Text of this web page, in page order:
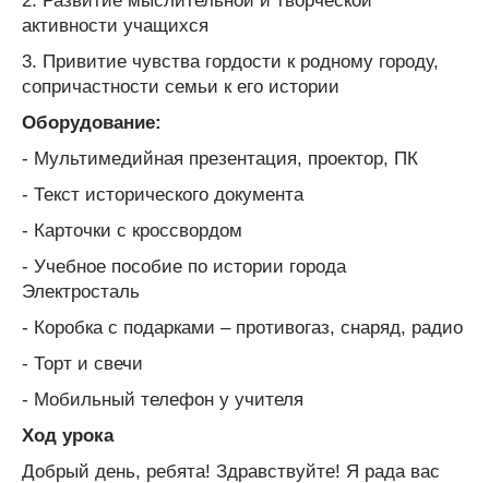
активности учащихся
3. Привитие чувства гордости к родному городу,
сопричастности семьи к его истории
Оборудование:
- Мультимедийная презентация, проектор, ПК
- Текст исторического документа
- Карточки с кроссвордом
- Учебное пособие по истории города
Электросталь
- Коробка с подарками – противогаз, снаряд, радио
- Торт и свечи
- Мобильный телефон у учителя
Ход урока
Добрый день, ребята! Здравствуйте! Я рада вас